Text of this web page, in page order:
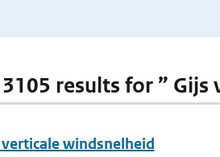
results for ” Gijs
windsnelheid